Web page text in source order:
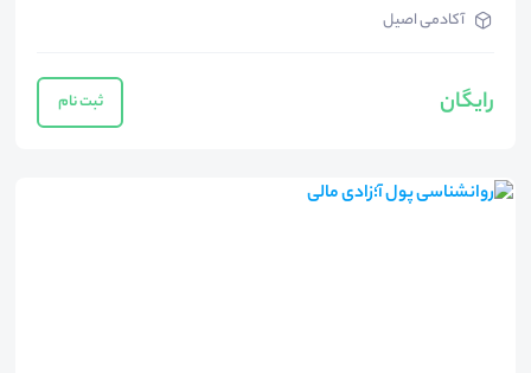
آکادمی اصیل
رایگان ثبت نام